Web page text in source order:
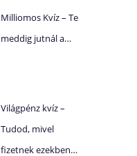
Milliomos Kvíz – Te
meddig jutnál a…
Világpénz kvíz –
Tudod, mivel
fizetnek ezekben…